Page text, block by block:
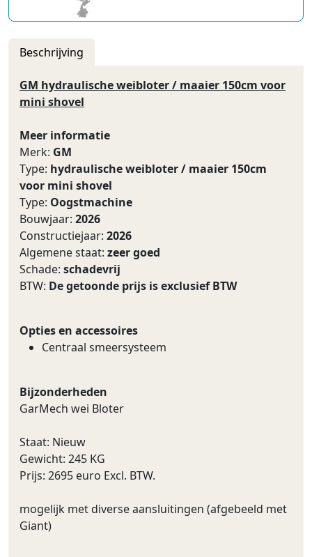
Beschrijving
GM hydraulische weibloter / maaier 150cm voor
mini shovel
Meer informatie
Merk: GM
Type: hydraulische weibloter / maaier 150cm
voor mini shovel
Type: Oogstmachine
Bouwjaar: 2026
Constructiejaar: 2026
Algemene staat: zeer goed
Schade: schadevrij
BTW: De getoonde prijs is exclusief BTW
Opties en accessoires
Centraal smeersysteem
Bijzonderheden
GarMech wei Bloter
Staat: Nieuw
Gewicht: 245 KG
Prijs: 2695 euro Excl. BTW.
mogelijk met diverse aansluitingen (afgebeeld met
Giant)